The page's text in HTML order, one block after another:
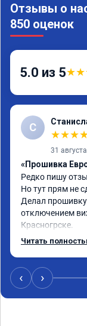
Отзывы о
850 оценок
5.0 из 5★★
С
★★★
31
«Прошивка
Редко пишу
Но тут прям не
Делал
отключением
Красногрске.
Все прошло
вихревых
до удаления их
сейчас.
Читать
‹ ›